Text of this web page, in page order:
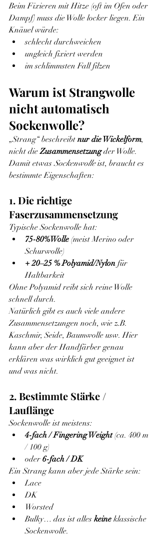
Beim Fixieren mit Hitze (oft im Ofen oder
Dampf) muss die Wolle locker liegen. Ein
Knäuel würde:
schlecht durchweichen
ungleich fixiert werden
im schlimmsten Fall filzen
Warum ist Strangwolle
nicht automatisch
Sockenwolle?
„Strang“ beschreibt nur die Wickelform,
nicht die Zusammensetzung der Wolle.
Damit etwas Sockenwolle ist, braucht es
bestimmte Eigenschaften:
1. Die richtige
Faserzusammensetzung
Typische Sockenwolle hat:
75-80%Wolle (meist Merino oder
Schurwolle)
+ 20–25 % Polyamid/Nylon für
Haltbarkeit
Ohne Polyamid reibt sich reine Wolle
schnell durch.
Natürlich gibt es auch viele andere
Zusammensetzungen noch, wie z.B.
Kaschmir, Seide, Baumwolle usw. Hier
kann aber der Handfärber genau
erklären was wirklich gut geeignet ist
und was nicht.
2. Bestimmte Stärke /
Lauflänge
Sockenwolle ist meistens:
4-fach / Fingering Weight (ca. 400 m
/ 100 g)
oder 6-fach / DK
Ein Strang kann aber jede Stärke sein:
Lace
DK
Worsted
Bulky… das ist alles keine klassische
Sockenwolle.